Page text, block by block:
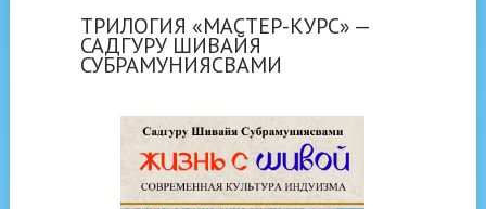
ТРИЛОГИЯ «МАСТЕР-КУРС» —
САДГУРУ ШИВАЙЯ
СУБРАМУНИЯСВАМИ